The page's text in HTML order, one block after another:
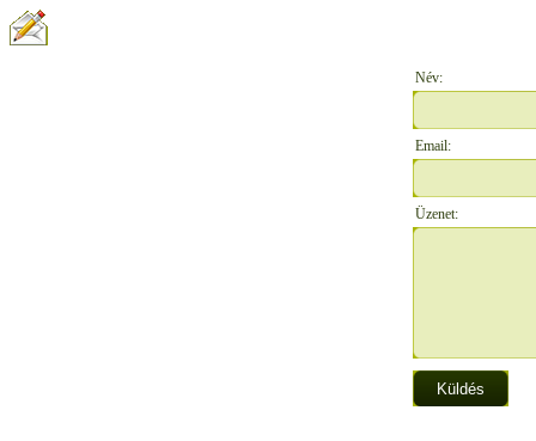
Név:
Email:
Üzenet: